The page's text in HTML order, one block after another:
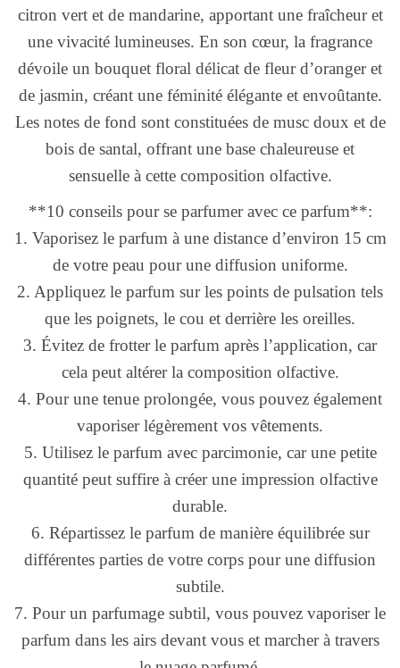
citron vert et de mandarine, apportant une fraîcheur et
une vivacité lumineuses. En son cœur, la fragrance
dévoile un bouquet floral délicat de fleur d’oranger et
de jasmin, créant une féminité élégante et envoûtante.
Les notes de fond sont constituées de musc doux et de
bois de santal, offrant une base chaleureuse et
sensuelle à cette composition olfactive.
**10 conseils pour se parfumer avec ce parfum**:
1. Vaporisez le parfum à une distance d’environ 15 cm
de votre peau pour une diffusion uniforme.
2. Appliquez le parfum sur les points de pulsation tels
que les poignets, le cou et derrière les oreilles.
3. Évitez de frotter le parfum après l’application, car
cela peut altérer la composition olfactive.
4. Pour une tenue prolongée, vous pouvez également
vaporiser légèrement vos vêtements.
5. Utilisez le parfum avec parcimonie, car une petite
quantité peut suffire à créer une impression olfactive
durable.
6. Répartissez le parfum de manière équilibrée sur
différentes parties de votre corps pour une diffusion
subtile.
7. Pour un parfumage subtil, vous pouvez vaporiser le
parfum dans les airs devant vous et marcher à travers